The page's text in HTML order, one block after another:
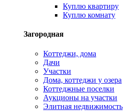
Куплю квартиру
Куплю комнату
Загородная
Коттеджи, дома
Дачи
Участки
Дома, коттеджи у озера
Коттеджные поселки
Аукционы на участки
Элитная недвижимость